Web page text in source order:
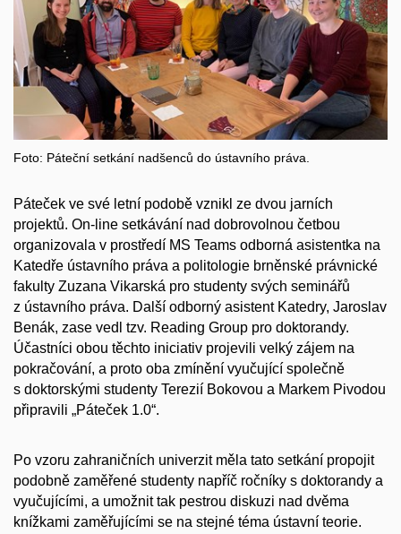
Foto: Páteční setkání nadšenců do ústavního práva.
Páteček ve své letní podobě vznikl ze dvou jarních
projektů. On-line setkávání nad dobrovolnou četbou
organizovala v prostředí MS Teams odborná asistentka na
Katedře ústavního práva a politologie brněnské právnické
fakulty Zuzana Vikarská pro studenty svých seminářů
z ústavního práva. Další odborný asistent Katedry, Jaroslav
Benák, zase vedl tzv. Reading Group pro doktorandy.
Účastníci obou těchto iniciativ projevili velký zájem na
pokračování, a proto oba zmínění vyučující společně
s doktorskými studenty Terezií Bokovou a Markem Pivodou
připravili „Páteček 1.0“.
Po vzoru zahraničních univerzit měla tato setkání propojit
podobně zaměřené studenty napříč ročníky s doktorandy a
vyučujícími, a umožnit tak pestrou diskuzi nad dvěma
knížkami zaměřujícími se na stejné téma ústavní teorie.